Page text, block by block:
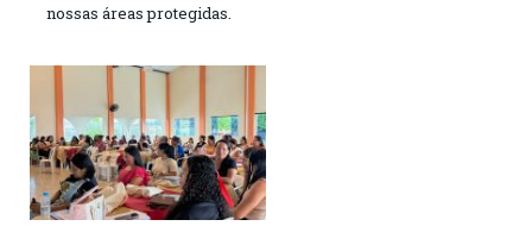
nossas áreas protegidas.